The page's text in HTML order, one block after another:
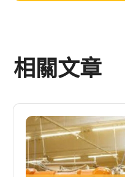
相關文章